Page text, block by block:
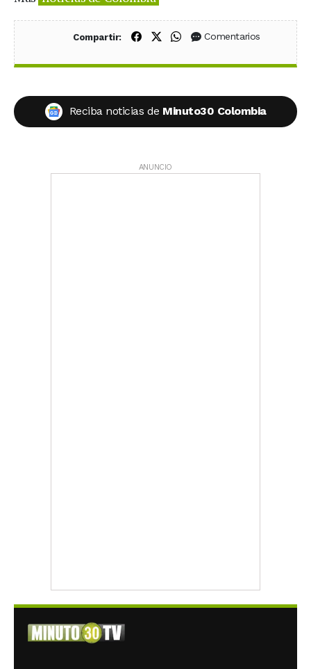
Compartir: Compartir en Facebook
Compartir en X (Twitter)
Compartir en WhatsApp
Comentarios
Reciba noticias de Minuto30 Colombia
ANUNCIO